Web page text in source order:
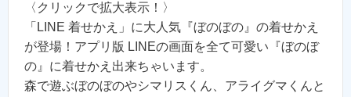
〈クリックで拡大表示！〉
「LINE 着せかえ」に大人気『ぼのぼの』の着せかえ
が登場！アプリ版 LINEの画面を全て可愛い『ぼのぼ
の』に着せかえ出来ちゃいます。
森で遊ぶぼのぼのやシマリスくん、アライグマくんと